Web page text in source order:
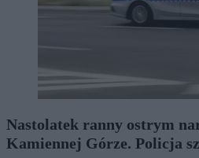
Nastolatek ranny ostrym
Kamiennej Górze. Policja